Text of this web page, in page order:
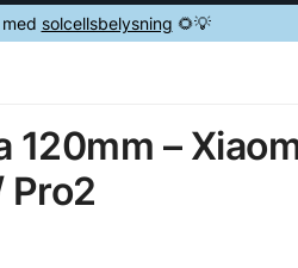
solcellsbelysning 🌻💡
120mm –
Pro2